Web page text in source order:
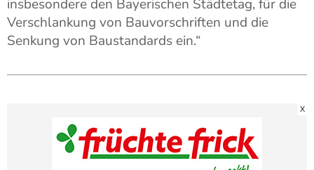
insbesondere den Bayerischen Städtetag, für die
Verschlankung von Bauvorschriften und die
Senkung von Baustandards ein.“
X